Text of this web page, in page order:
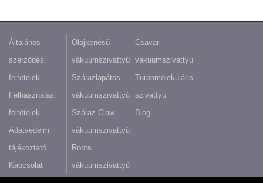
Általános
szerződési
feltételek
Felhasználási
feltételek
Adatvédelmi
tájékoztató
Kapcsolat
Olajkenésű
vákuumszivattyú
Szárazlapátos
vákuumszivattyú
Száraz Claw
vákuumszivattyú
Roots
vákuumszivattyú
Csavar
vákuumszivattyú
Turbomolekuláris
szivattyú
Blog